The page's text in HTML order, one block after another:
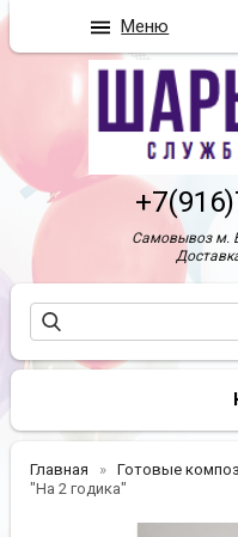
Самовывоз м.
Главная Готовые
"На 2 годика"
Меню